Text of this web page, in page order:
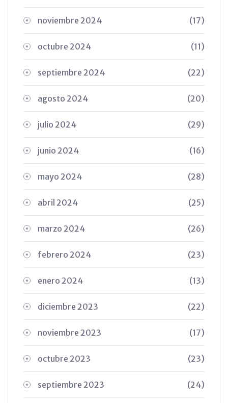
noviembre 2024 (17)
octubre 2024 (11)
septiembre 2024 (22)
agosto 2024 (20)
julio 2024 (29)
junio 2024 (16)
mayo 2024 (28)
abril 2024 (25)
marzo 2024 (26)
febrero 2024 (23)
enero 2024 (13)
diciembre 2023 (22)
noviembre 2023 (17)
octubre 2023 (23)
septiembre 2023 (24)